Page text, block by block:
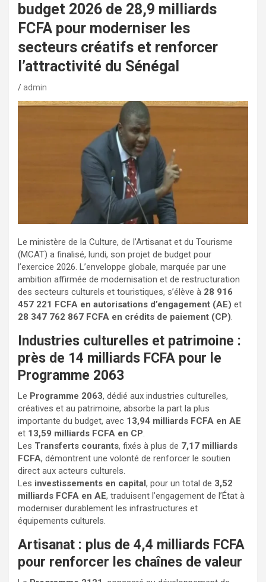
budget 2026 de 28,9 milliards
FCFA pour moderniser les
secteurs créatifs et renforcer
l’attractivité du Sénégal
admin
Le ministère de la Culture, de l’Artisanat et du Tourisme
(MCAT) a finalisé, lundi, son projet de budget pour
l’exercice 2026. L’enveloppe globale, marquée par une
ambition affirmée de modernisation et de restructuration
des secteurs culturels et touristiques, s’élève à 28 916
457 221 FCFA en autorisations d’engagement (AE) et
28 347 762 867 FCFA en crédits de paiement (CP).
Industries culturelles et patrimoine :
près de 14 milliards FCFA pour le
Programme 2063
Le Programme 2063, dédié aux industries culturelles,
créatives et au patrimoine, absorbe la part la plus
importante du budget, avec 13,94 milliards FCFA en AE
et 13,59 milliards FCFA en CP.
Les Transferts courants, fixés à plus de 7,17 milliards
FCFA, démontrent une volonté de renforcer le soutien
direct aux acteurs culturels.
Les investissements en capital, pour un total de 3,52
milliards FCFA en AE, traduisent l’engagement de l’État à
moderniser durablement les infrastructures et
équipements culturels.
Artisanat : plus de 4,4 milliards FCFA
pour renforcer les chaînes de valeur